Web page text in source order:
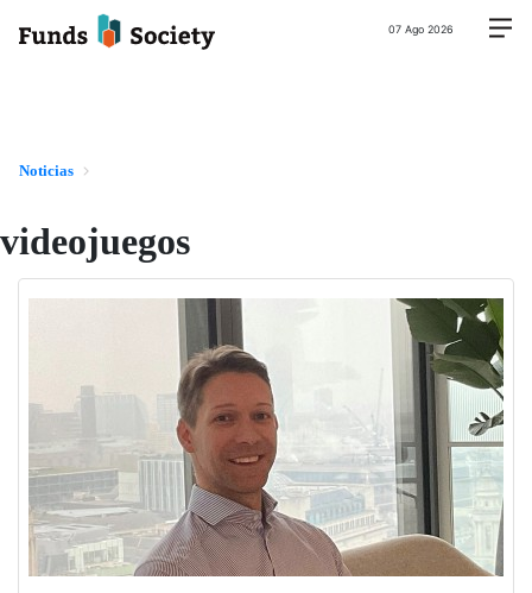
07 Ago 2026
Noticias
videojuegos